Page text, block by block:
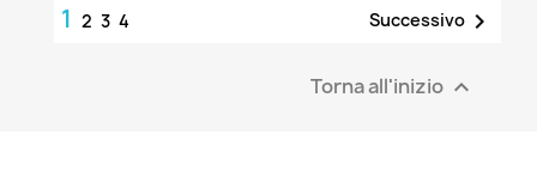
1 2 3 4 Successivo 
Torna all'inizio 